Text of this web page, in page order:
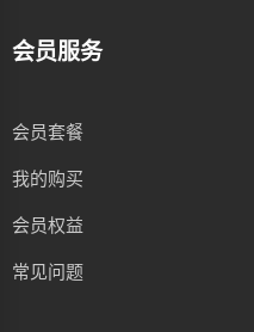
会员服务
会员套餐
我的购买
会员权益
常见问题